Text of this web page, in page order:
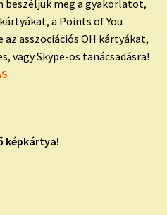
beszéljük meg a gyakorlatot,
a Points of You
asszociációs OH kártyákat,
vagy Skype-os tanácsadásra!
képkártya!